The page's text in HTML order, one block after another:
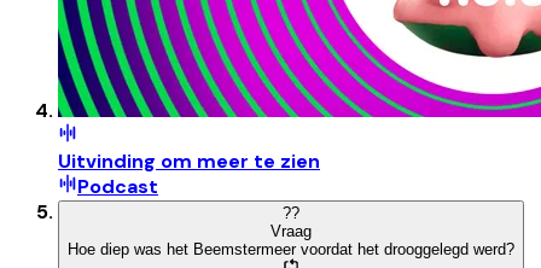
Uitvinding om meer te zien
Podcast
??
Vraag
Hoe diep was het Beemstermeer voordat het drooggelegd werd?